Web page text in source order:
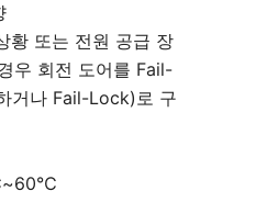
황 또는 전원 공급 장
우 회전 도어를 Fail-
거나 Fail-Lock)로 구